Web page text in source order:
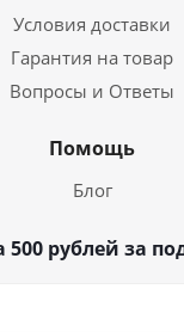
Условия доставки
Гарантия на товар
Вопросы и Ответы
Помощь
Блог
500 рублей за